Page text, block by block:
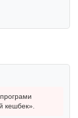
програми
кешбек».